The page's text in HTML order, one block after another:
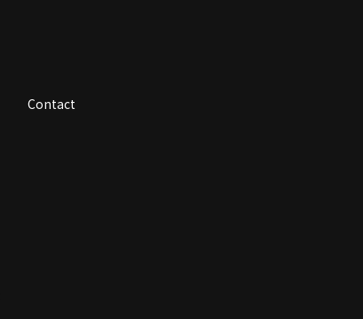
Contact